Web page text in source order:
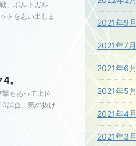
、ポルトガル
トを思い出しま
。
もあって上位
試合、気の抜け
2021年9月
2021年7月
2021年6月
2021年5月
2021年4月
2021年3月